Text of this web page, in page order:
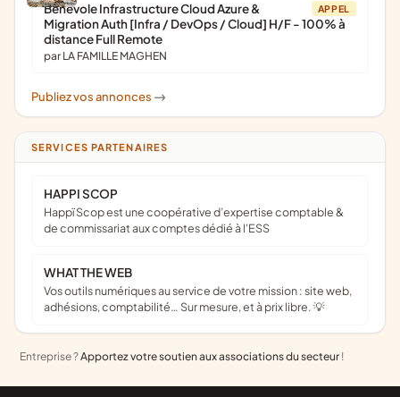
APPEL
Bénévole Infrastructure Cloud Azure &
Migration Auth [Infra / DevOps / Cloud] H/F - 100% à
distance Full Remote
par LA FAMILLE MAGHEN
Publiez vos annonces ->
SERVICES PARTENAIRES
HAPPI SCOP
Happï Scop est une coopérative d’expertise comptable &
de commissariat aux comptes dédié à l'ESS
WHAT THE WEB
Vos outils numériques au service de votre mission : site web,
adhésions, comptabilité… Sur mesure, et à prix libre. 💡
Entreprise ?Apportez votre soutien aux associations du secteur !